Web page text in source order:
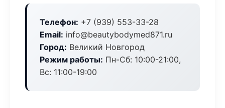
Телефон: +7 (939) 553-33-28
Email: info@beautybodymed871.ru
Город: Великий Новгород
Режим работы: Пн-Сб: 10:00-21:00,
Вс: 11:00-19:00